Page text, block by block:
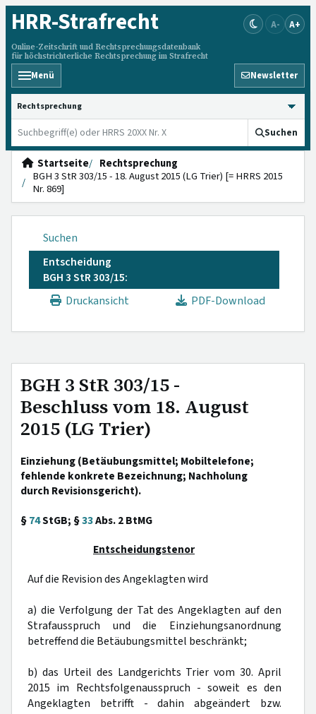
HRR-Strafrecht
Online-Zeitschrift und Rechtsprechungsdatenbank
für höchstrichterliche Rechtsprechung im Strafrecht
A- A+
Menü Newsletter
HRRS durchsuchen
Suchen
Startseite
Rechtsprechung
BGH 3 StR 303/15 - 18. August 2015 (LG Trier) [= HRRS 2015
Nr. 869]
Suchen
Entscheidung
BGH 3 StR 303/15:
Druckansicht
PDF-Download
BGH 3 StR 303/15 -
Beschluss vom 18. August
2015 (LG Trier)
Einziehung (Betäubungsmittel; Mobiltelefone;
fehlende konkrete Bezeichnung; Nachholung
durch Revisionsgericht).
§74StGB; §33Abs. 2 BtMG
Entscheidungstenor
Auf die Revision des Angeklagten wird
a) die Verfolgung der Tat des Angeklagten auf den
Strafausspruch und die Einziehungsanordnung
betreffend die Betäubungsmittel beschränkt;
b) das Urteil des Landgerichts Trier vom 30. April
2015 im Rechtsfolgenausspruch - soweit es den
Angeklagten betrifft - dahin abgeändert bzw.